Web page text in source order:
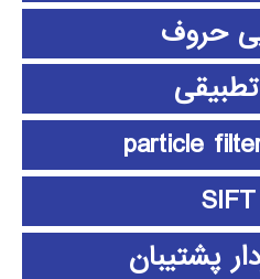
حروف
تطبیقی
پشتیبان